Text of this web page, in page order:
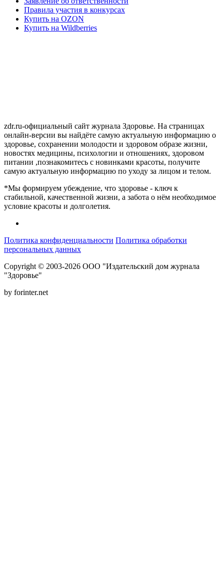
Правила участия в конкурсах
Купить на OZON
Купить на Wildberries
zdr.ru-официальный сайт журнала Здоровье. На страницах
онлайн-версии вы найдёте самую актуальную информацию о
здоровье, сохранении молодости и здоровом образе жизни,
новостях медицины, психологии и отношениях, здоровом
питании ,познакомитесь с новинками красоты, получите
самую актуальную информацию по уходу за лицом и телом.
*Мы формируем убеждение, что здоровье - ключ к
стабильной, качественной жизни, а забота о нём необходимое
условие красоты и долголетия.
Политика конфиденциальности Политика обработки
персональных данных
Copyright © 2003-2026 ООО "Издательский дом журнала
"Здоровье"
by forinter.net